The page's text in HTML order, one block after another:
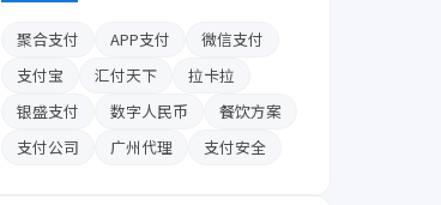
聚合支付 APP支付
微信支付
支付宝
汇付天下
拉卡拉
银盛支付
数字人民币
餐饮方案
支付公司
广州代理 支付安全